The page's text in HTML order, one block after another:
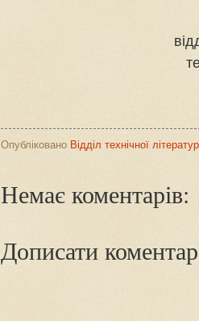
Опубліковано Відділ технічної
Немає коментарів:
Дописати коментар